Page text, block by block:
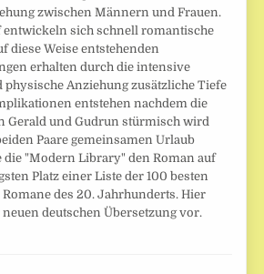
zwischen Männern und Frauen.
entwickeln sich schnell romantische
diese Weise entstehenden
erhalten durch die intensive
physische Anziehung zusätzliche Tiefe
entstehen nachdem die
Gerald und Gudrun stürmisch wird
Paare gemeinsamen Urlaub
die "Modern Library" den Roman auf
Platz einer Liste der 100 besten
des 20. Jahrhunderts. Hier
deutschen Übersetzung vor.